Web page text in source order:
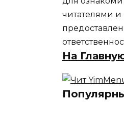
читателями и
На